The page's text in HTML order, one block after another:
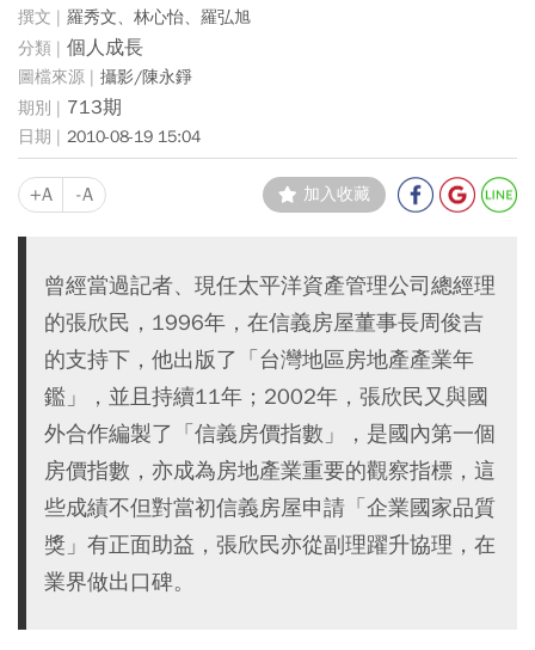
羅秀文、林心怡、羅弘旭
個人成長
攝影/陳永錚
713期
2010-08-19 15:04
+A -A 加入收藏
曾經當過記者、現任太平洋資產管理公司總經理
的張欣民，1996年，在信義房屋董事長周俊吉
的支持下，他出版了「台灣地區房地產產業年
鑑」，並且持續11年；2002年，張欣民又與國
外合作編製了「信義房價指數」，是國內第一個
房價指數，亦成為房地產業重要的觀察指標，這
些成績不但對當初信義房屋申請「企業國家品質
獎」有正面助益，張欣民亦從副理躍升協理，在
業界做出口碑。